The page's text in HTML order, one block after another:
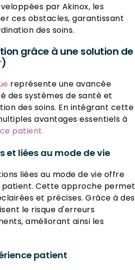
par Akinox, les
ces obstacles, garantissant
des soins.
grâce à une solution de
)
représente une avancée
des systèmes de santé et
des soins. En intégrant cette
avantages essentiels à
patient.
et liées au mode de vie
liées au mode de vie offre
patient. Cette approche permet
et précises. Grâce à des
le risque d'erreurs
améliorant ainsi les
patient